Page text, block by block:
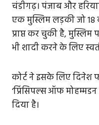
चंडीगढ़। पंजाब और
एक मुस्लिम लड़की जो 18
प्राप्त कर चुकी है,
भी शादी करने के लिए
कोर्ट ने इसके लिए दिनेश
‘प्रिंसिपल्स ऑफ
दिया है।